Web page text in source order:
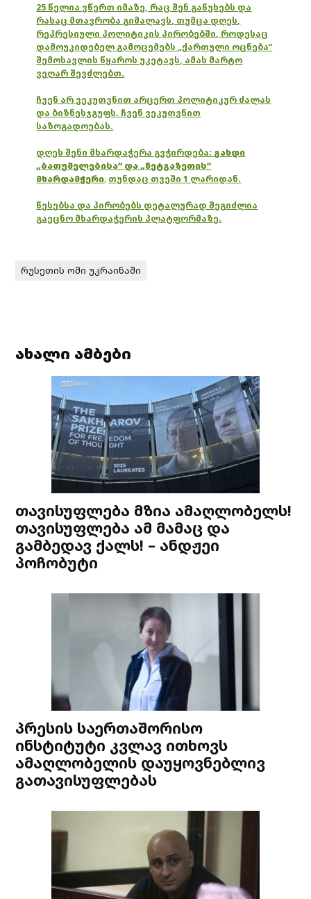
25 წელია ვწერთ იმაზე, რაც შენ გაწუხებს და
რასაც მთავრობა გიმალავს, თუმცა დღეს,
რეპრესიული პოლიტიკის პირობებში, როდესაც
დამოუკიდებელ გამოცემებს „ქართული ოცნება“
შემოსავლის წყაროს უკეტავს, ამას მარტო
ვეღარ შევძლებთ.
ჩვენ არ ვეკუთვნით არცერთ პოლიტიკურ ძალას
და ბიზნესჯგუფს. ჩვენ ვეკუთვნით
საზოგადოებას.
დღეს შენი მხარდაჭერა გვჭირდება: გახდი
„ბათუმელებისა“ და „ნეტგაზეთის“
მხარდამჭერი, თუნდაც თვეში 1 ლარიდან.
წესებსა და პირობებს დეტალურად შეგიძლია
გაეცნო მხარდაჭერის პლატფორმაზე.
რუსეთის ომი უკრაინაში
ახალი ამბები
თავისუფლება მზია ამაღლობელს!
თავისუფლება ამ მამაც და
გამბედავ ქალს! – ანდჟეი
პოჩობუტი
პრესის საერთაშორისო
ინსტიტუტი კვლავ ითხოვს
ამაღლობელის დაუყოვნებლივ
გათავისუფლებას